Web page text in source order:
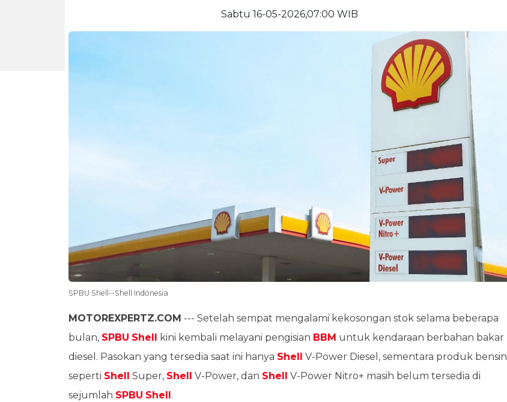
Sabtu 16-05-2026,07:00 WIB
SPBU Shell--Shell Indonesia
MOTOREXPERTZ.COM --- Setelah sempat mengalami kekosongan stok selama beberapa
bulan, SPBU Shell kini kembali melayani pengisian BBM untuk kendaraan berbahan bakar
diesel. Pasokan yang tersedia saat ini hanya Shell
V-Power Diesel, sementara produk bensin
seperti Shell Super, Shell V-Power, dan Shell
V-Power Nitro+ masih belum tersedia di
sejumlah SPBU Shell .